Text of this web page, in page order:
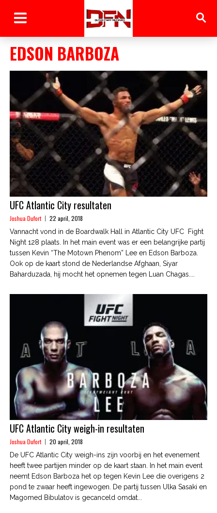
EDSON BARBOZA
UFC Atlantic City resultaten
Joshua Dufort 22 april, 2018
Vannacht vond in de Boardwalk Hall in Atlantic City UFC Fight
Night 128 plaats. In het main event was er een belangrijke partij
tussen Kevin “The Motown Phenom” Lee en Edson Barboza.
Ook op de kaart stond de Nederlandse Afghaan, Siyar
Baharduzada, hij mocht het opnemen tegen Luan Chagas....
UFC Atlantic City weigh-in resultaten
Joshua Dufort 20 april, 2018
De UFC Atlantic City weigh-ins zijn voorbij en het evenement
heeft twee partijen minder op de kaart staan. In het main event
neemt Edson Barboza het op tegen Kevin Lee die overigens 2
pond te zwaar heeft ingewogen. De partij tussen Ulka Sasaki en
Magomed Bibulatov is gecanceld omdat...